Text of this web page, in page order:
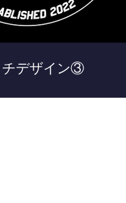
チデザイン③